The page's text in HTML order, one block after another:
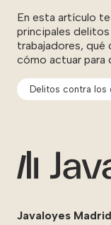
En esta artículo
principales
trabajadores, qué
cómo actuar para
Delitos contra los
Javaloyes Madrid